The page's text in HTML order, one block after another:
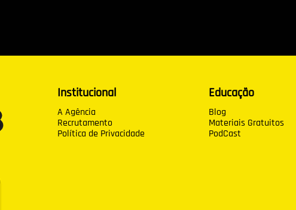
Institucional
A Agência
Recrutamento
Política de Privacidade
Educação
Blog
Materiais Gratuitos
PodCast